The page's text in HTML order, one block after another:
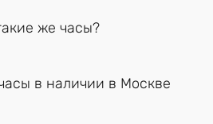
Хотите продать такие же часы?